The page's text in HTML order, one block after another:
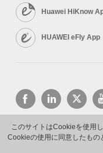
このサイトはCookieを使用
Cookieの使用に同意したもの
Huawei HiKnow
HUAWEI eFly App
Copyright © 2026
プラ